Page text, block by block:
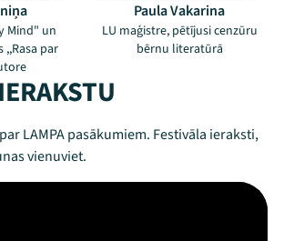
Mana programma
Mind" un
,,Rasa par
Paula Vakarina
LU maģistre, pētījusi cenzūru
bērnu literatūrā
LAMPA pasākumiem. Festivāla ieraksti,
vienuviet.